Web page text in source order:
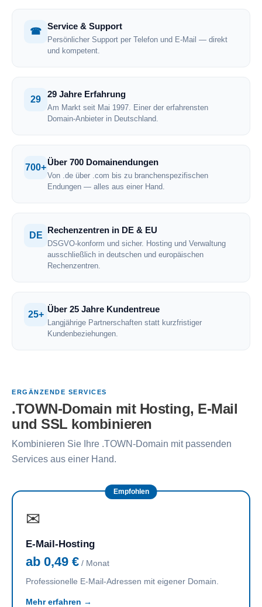
☎
Service & Support
Persönlicher Support per Telefon und E-Mail — direkt
und kompetent.
29
29 Jahre Erfahrung
Am Markt seit Mai 1997. Einer der erfahrensten
Domain-Anbieter in Deutschland.
700+
Über 700 Domainendungen
Von .de über .com bis zu branchenspezifischen
Endungen — alles aus einer Hand.
DE
Rechenzentren in DE & EU
DSGVO-konform und sicher. Hosting und Verwaltung
ausschließlich in deutschen und europäischen
Rechenzentren.
25+
Über 25 Jahre Kundentreue
Langjährige Partnerschaften statt kurzfristiger
Kundenbeziehungen.
ERGÄNZENDE SERVICES
.TOWN-Domain mit Hosting, E-Mail
und SSL kombinieren
Kombinieren Sie Ihre .TOWN-Domain mit passenden
Services aus einer Hand.
Empfohlen
✉
E-Mail-Hosting
ab 0,49 € / Monat
Professionelle E-Mail-Adressen mit eigener Domain.
Mehr erfahren →